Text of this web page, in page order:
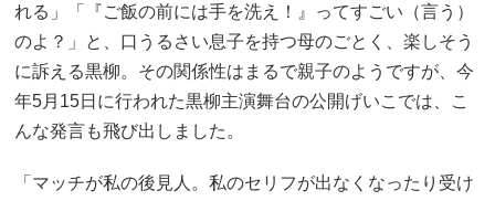
れる」「『ご飯の前には手を洗え！』ってすごい（言う）
のよ？」と、口うるさい息子を持つ母のごとく、楽しそう
に訴える黒柳。その関係性はまるで親子のようですが、今
年5月15日に行われた黒柳主演舞台の公開げいこでは、こ
んな発言も飛び出しました。
「マッチが私の後見人。私のセリフが出なくなったり受け